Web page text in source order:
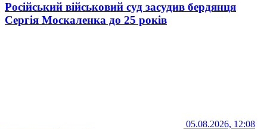
Російський військовий суд засудив бердянця
Сергія Москаленка до 25 років
05.08.2026, 12:08